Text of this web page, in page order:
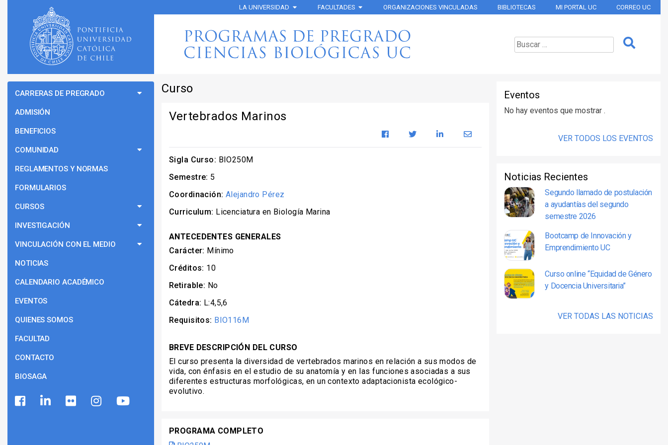
LA UNIVERSIDAD FACULTADES ORGANIZACIONES VINCULADAS BIBLIOTECAS MI PORTAL UC CORREO UC
Curso
Vertebrados Marinos
Sigla Curso: BIO250M
Semestre: 5
Coordinación: Alejandro Pérez
Curriculum: Licenciatura en Biología Marina
ANTECEDENTES GENERALES
Carácter: Mínimo
Créditos: 10
Retirable: No
Cátedra: L:4,5,6
Requisitos: BIO116M
BREVE DESCRIPCIÓN DEL CURSO
El curso presenta la diversidad de vertebrados marinos en relación a sus modos de
vida, con énfasis en el estudio de su anatomía y en las funciones asociadas a sus
diferentes estructuras morfológicas, en un contexto adaptacionista ecológico-
evolutivo.
PROGRAMA COMPLETO
CARRERAS DE PREGRADO
ADMISIÓN
BENEFICIOS
COMUNIDAD
REGLAMENTOS Y NORMAS
FORMULARIOS
CURSOS
INVESTIGACIÓN
VINCULACIÓN CON EL MEDIO
NOTICIAS
CALENDARIO ACADÉMICO
EVENTOS
QUIENES SOMOS
FACULTAD
CONTACTO
BIOSAGA
Eventos
No hay eventos que mostrar .
VER TODOS LOS EVENTOS
Noticias Recientes
Segundo llamado de postulación
a ayudantías del segundo
semestre 2026
Bootcamp de Innovación y
Emprendimiento UC
Curso online “Equidad de Género
y Docencia Universitaria”
VER TODAS LAS NOTICIAS